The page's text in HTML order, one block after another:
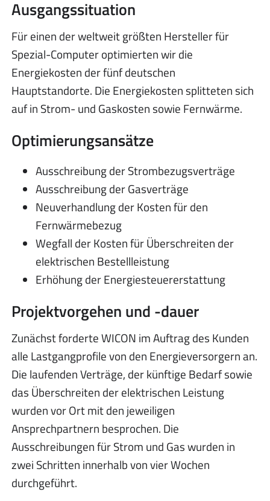
Ausgangssituation
Für einen der weltweit größten Hersteller für
Spezial-Computer optimierten wir die
Energiekosten der fünf deutschen
Hauptstandorte. Die Energiekosten splitteten sich
auf in Strom- und Gaskosten sowie Fernwärme.
Optimierungsansätze
Ausschreibung der Strombezugsverträge
Ausschreibung der Gasverträge
Neuverhandlung der Kosten für den
Fernwärmebezug
Wegfall der Kosten für Überschreiten der
elektrischen Bestellleistung
Erhöhung der Energiesteuererstattung
Projektvorgehen und -dauer
Zunächst forderte WICON im Auftrag des Kunden
alle Lastgangprofile von den Energieversorgern an.
Die laufenden Verträge, der künftige Bedarf sowie
das Überschreiten der elektrischen Leistung
wurden vor Ort mit den jeweiligen
Ansprechpartnern besprochen. Die
Ausschreibungen für Strom und Gas wurden in
zwei Schritten innerhalb von vier Wochen
durchgeführt.